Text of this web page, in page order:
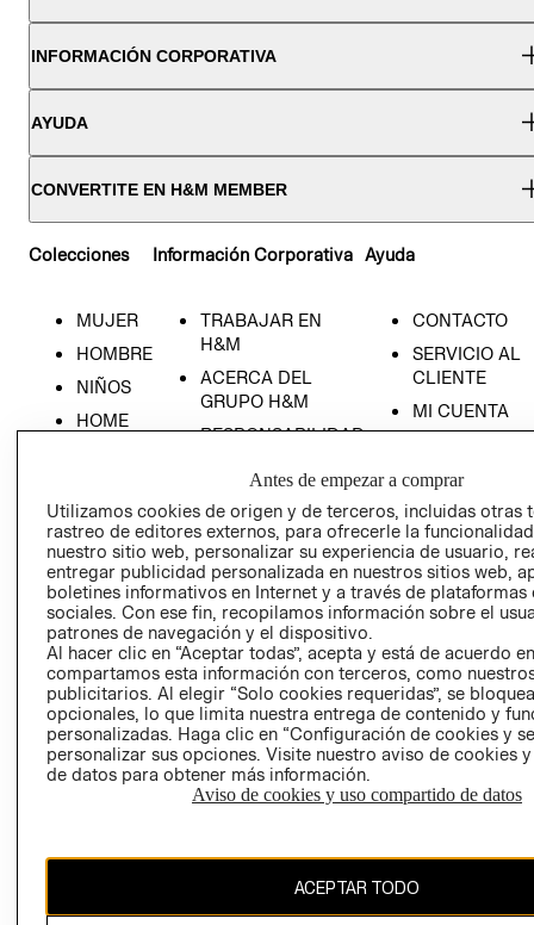
INFORMACIÓN CORPORATIVA
AYUDA
CONVERTITE EN H&M MEMBER
Colecciones
MUJER
HOMBRE
NIÑOS
HOME
Información Corporativa
TRABAJAR EN
H&M
ACERCA DEL
GRUPO H&M
RESPONSABILIDAD
PRENSA
RELACIÓN CON
INVERSIONISTAS
POLÍTICA
EMPRESARIAL
Ayuda
CONTACTO
SERVICIO AL
CLIENTE
MI CUENTA
- RETIRO EN
TIENDA
TÉRMINOS Y
CONDICIONES
PRIVACIDAD
GIFT CARD
AVISO DE
COOKIES
Uruguay ($U)
Antes de empezar a comprar
Utilizamos cookies de origen y de terceros, incluidas otras
rastreo de editores externos, para ofrecerle la
nuestro sitio web, personalizar su experiencia de usuario,
entregar publicidad personalizada en nuestros sitios web,
boletines informativos en Internet y a través de plataformas
sociales. Con ese fin, recopilamos información sobre el
patrones de navegación y el dispositivo.
Al hacer clic en “Aceptar todas”, acepta y está de acuerdo
compartamos esta información con terceros, como
publicitarios. Al elegir “Solo cookies requeridas”, se
opcionales, lo que limita nuestra entrega de contenido y
personalizadas. Haga clic en “Configuración de cookies y
personalizar sus opciones. Visite nuestro aviso de cookies
de datos para obtener más información.
Aviso de cookies y uso compartido de datos
ACEPTAR TODO